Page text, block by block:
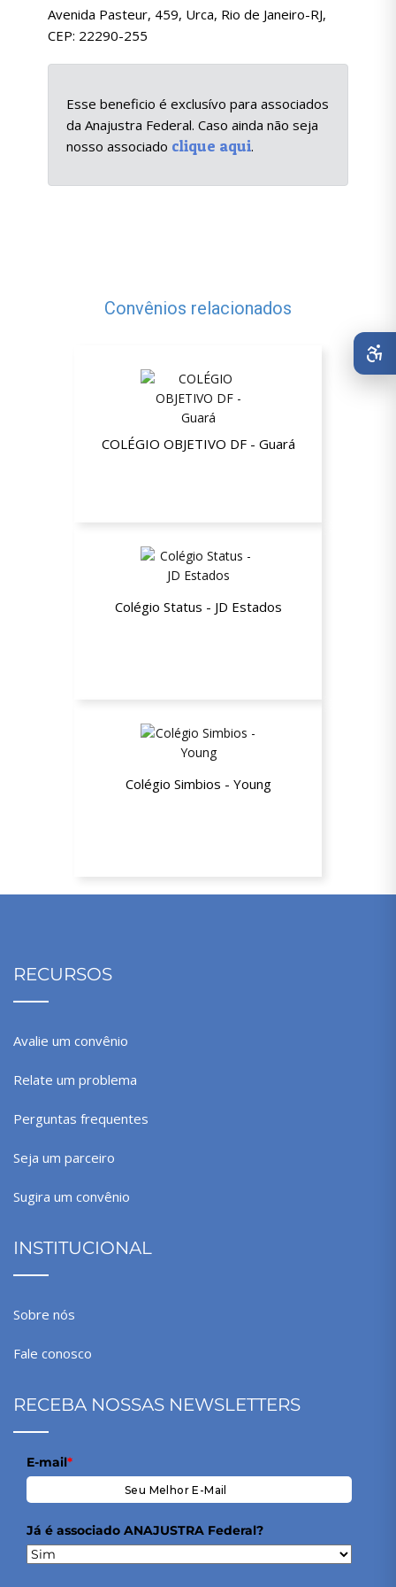
Avenida Pasteur, 459, Urca, Rio de Janeiro-RJ,
CEP: 22290-255
Esse beneficio é exclusívo para associados
da Anajustra Federal. Caso ainda não seja
nosso associado clique aqui.
Convênios relacionados
COLÉGIO OBJETIVO DF - Guará
Colégio Status - JD Estados
Colégio Simbios - Young
RECURSOS
Avalie um convênio
Relate um problema
Perguntas frequentes
Seja um parceiro
Sugira um convênio
INSTITUCIONAL
Sobre nós
Fale conosco
RECEBA NOSSAS NEWSLETTERS
E-mail*
Já é associado ANAJUSTRA Federal?